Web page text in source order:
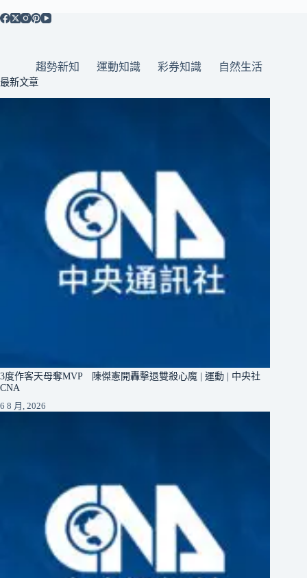
趨勢新知 運動知識 彩券知識 自然生活
最新文章
3度作客天母奪MVP 陳傑憲開轟擊退雙殺心魔 | 運動 | 中央社
CNA
6 8 月, 2026